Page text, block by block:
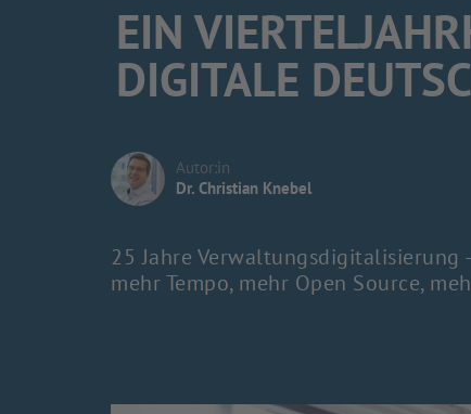
EIN
DIGITALE
Autor:in
Dr. Christian Knebel
25 Jahre
mehr Tempo, mehr Open Source,